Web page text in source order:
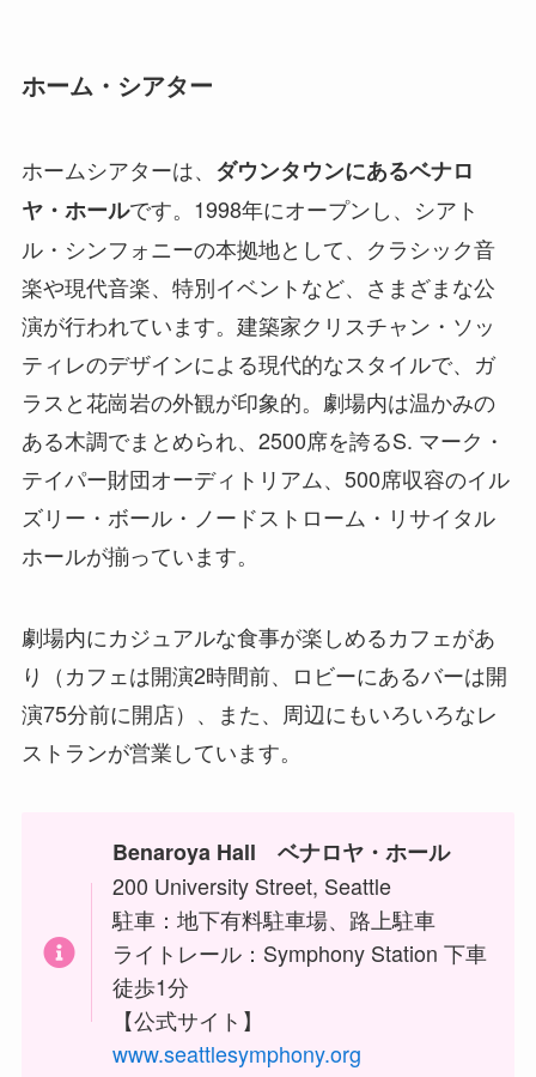
ホーム・シアター
ホームシアターは、 ダウンタウンにあるベナロ
ヤ・ホールです。1998年にオープンし、シアト
ル・シンフォニーの本拠地として、クラシック音
楽や現代音楽、特別イベントなど、さまざまな公
演が行われています。建築家クリスチャン・ソッ
ティレのデザインによる現代的なスタイルで、ガ
ラスと花崗岩の外観が印象的。劇場内は温かみの
ある木調でまとめられ、2500席を誇るS. マーク・
テイパー財団オーディトリアム、500席収容のイル
ズリー・ボール・ノードストローム・リサイタル
ホールが揃っています。
劇場内にカジュアルな食事が楽しめるカフェがあ
り（カフェは開演2時間前、ロビーにあるバーは開
演75分前に開店）、また、周辺にもいろいろなレ
ストランが営業しています。
Benaroya Hall
ベナロヤ・ホール
200 University Street, Seattle
駐車：地下有料駐車場、路上駐車
ライトレール：Symphony Station 下車
徒歩1分
【公式サイト】
www.seattlesymphony.org